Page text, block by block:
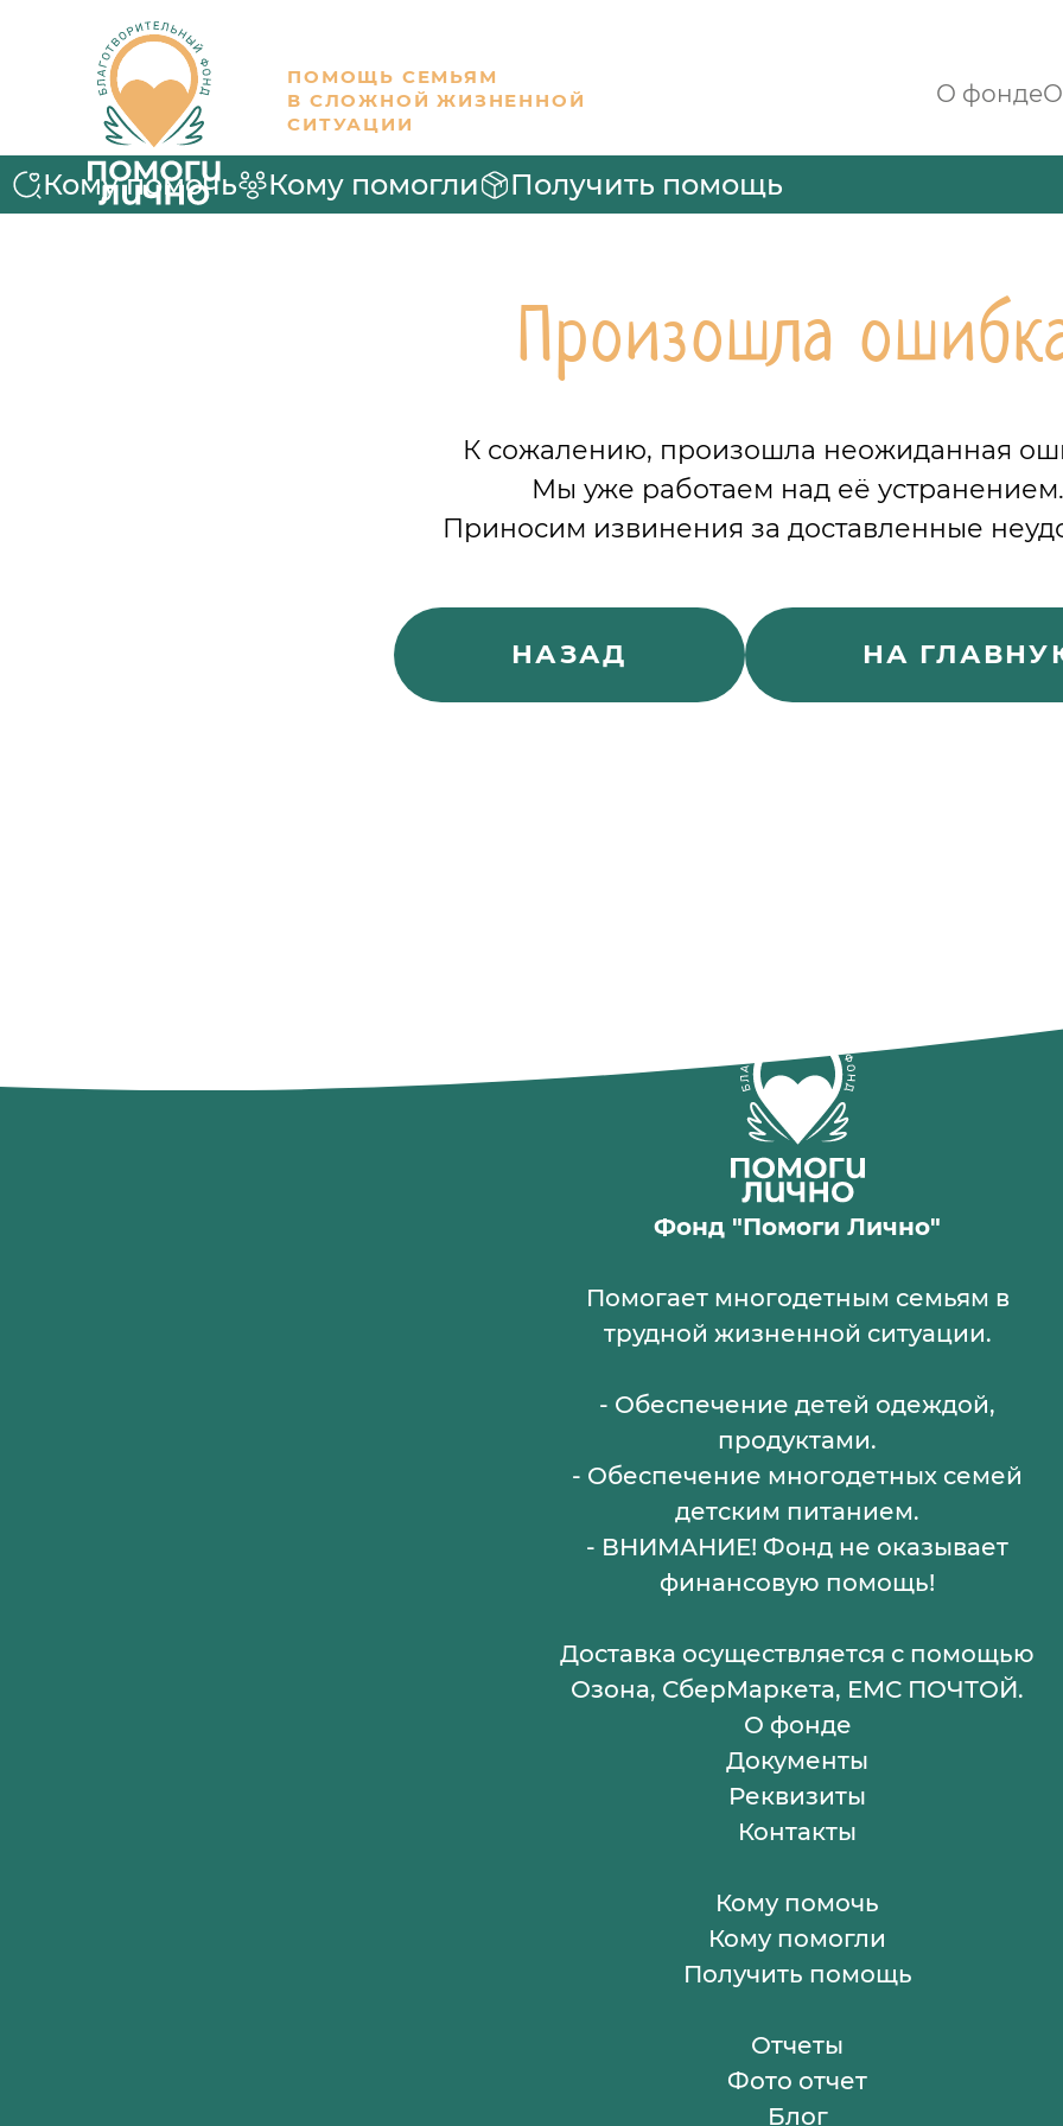
ПОМОЩЬ СЕМЬЯМ
В СЛОЖНОЙ ЖИЗНЕННОЙ
СИТУАЦИИ
О фонде
Кому помочь Кому помогли Получить помощь
Произошла
К сожалению, произошла неожиданная
Мы уже работаем над её устранением.
Приносим извинения за доставленные
НАЗАД НА
Фонд "Помоги Лично"
Помогает многодетным семьям в
трудной жизненной ситуации.
- Обеспечение детей одеждой,
продуктами.
- Обеспечение многодетных семей
детским питанием.
- ВНИМАНИЕ! Фонд не оказывает
финансовую помощь!
Доставка осуществляется с помощью
Озона, СберМаркета, ЕМС ПОЧТОЙ.
О фонде
Документы
Реквизиты
Контакты
Кому помочь
Кому помогли
Получить помощь
Отчеты
Фото отчет
Блог